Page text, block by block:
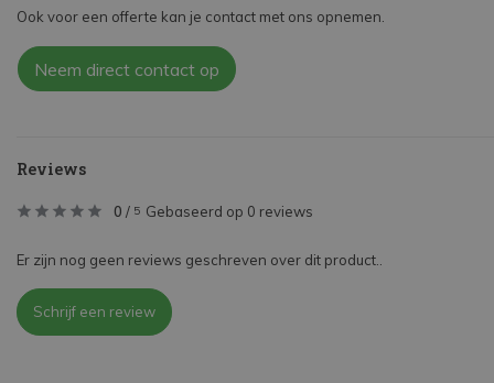
Ook voor een offerte kan je contact met ons opnemen.
Neem direct contact op
Reviews
0 / 5 Gebaseerd op 0 reviews
Er zijn nog geen reviews geschreven over dit product..
Schrijf een review